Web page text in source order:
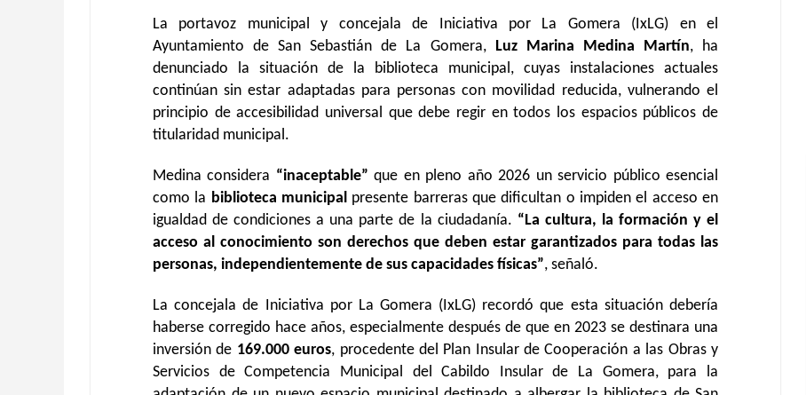
La portavoz municipal y concejala de Iniciativa por La Gomera (IxLG) en el
Ayuntamiento de San Sebastián de La Gomera, Luz Marina Medina Martín, ha
denunciado la situación de la biblioteca municipal, cuyas instalaciones actuales
continúan sin estar adaptadas para personas con movilidad reducida, vulnerando el
principio de accesibilidad universal que debe regir en todos los espacios públicos de
titularidad municipal.
Medina considera “inaceptable” que en pleno año 2026 un servicio público esencial
como la biblioteca municipal presente barreras que dificultan o impiden el acceso en
igualdad de condiciones a una parte de la ciudadanía. “La cultura, la formación y el
acceso al conocimiento son derechos que deben estar garantizados para todas las
personas, independientemente de sus capacidades físicas”, señaló.
La concejala de Iniciativa por La Gomera (IxLG) recordó que esta situación debería
haberse corregido hace años, especialmente después de que en 2023 se destinara una
inversión de 169.000 euros, procedente del Plan Insular de Cooperación a las Obras y
Servicios de Competencia Municipal del Cabildo Insular de La Gomera, para la